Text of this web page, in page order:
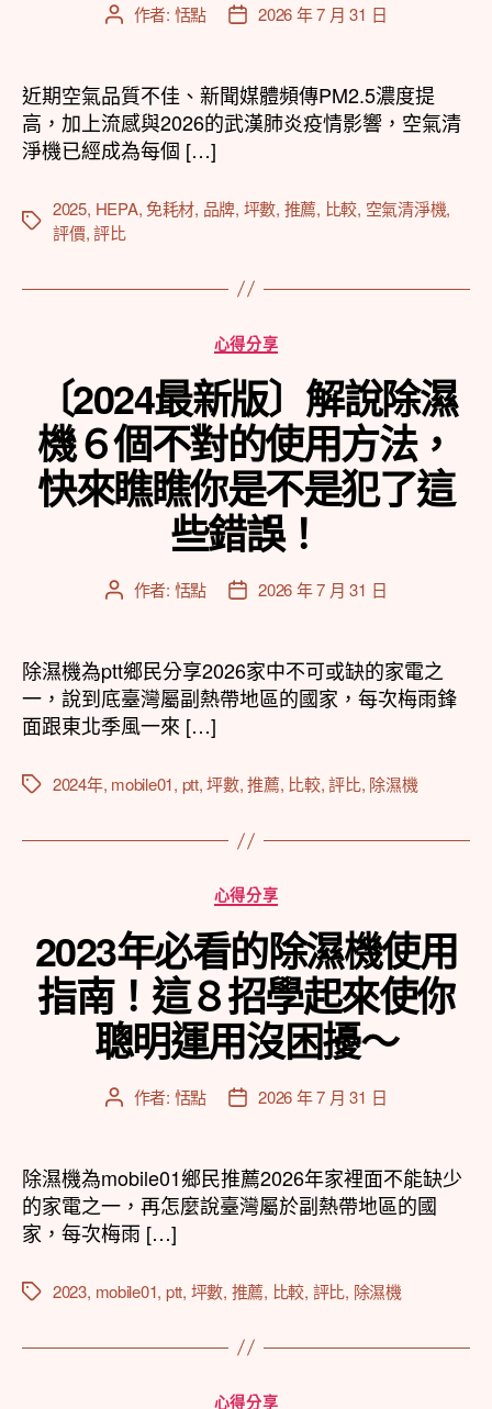
文
者
作者: 恬點
文
佈
日
期
2026 年 7 月 31 日
近期空氣品質不佳、新聞媒體頻傳PM2.5濃度提
高，加上流感與2026的武漢肺炎疫情影響，空氣清
淨機已經成為每個 […]
標
2025, HEPA, 免耗材, 品牌, 坪數, 推薦, 比較, 空氣清淨機,
評價,評比
分
類
心得分享
〔2024最新版〕解說除濕
機６個不對的使用方法，
快來瞧瞧你是不是犯了這
些錯誤！
文
者
作者: 恬點
文
佈
日
期
2026 年 7 月 31 日
除濕機為ptt鄉民分享2026家中不可或缺的家電之
一，說到底臺灣屬副熱帶地區的國家，每次梅雨鋒
面跟東北季風一來 […]
標
2024年, mobile01, ptt,坪數,推薦, 比較,評比, 除濕機
分
類
心得分享
2023年必看的除濕機使用
指南！這８招學起來使你
聰明運用沒困擾～
文
者
作者: 恬點
文
佈
日
期
2026 年 7 月 31 日
除濕機為mobile01鄉民推薦2026年家裡面不能缺少
的家電之一，再怎麼說臺灣屬於副熱帶地區的國
家，每次梅雨 […]
標
2023, mobile01, ptt, 坪數, 推薦, 比較, 評比, 除濕機
分
心得分享